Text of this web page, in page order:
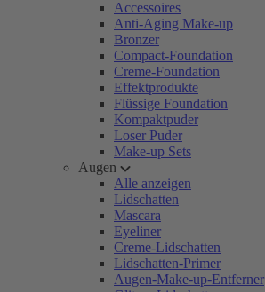
Accessoires
Anti-Aging Make-up
Bronzer
Compact-Foundation
Creme-Foundation
Effektprodukte
Flüssige Foundation
Kompaktpuder
Loser Puder
Make-up Sets
Augen
Alle anzeigen
Lidschatten
Mascara
Eyeliner
Creme-Lidschatten
Lidschatten-Primer
Augen-Make-up-Entferner